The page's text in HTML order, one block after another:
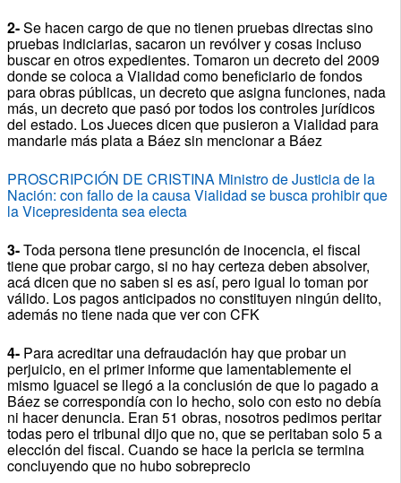
2-Se hacen cargo de que no tienen pruebas directas sino
pruebas indiciarias, sacaron un revólver y cosas incluso
buscar en otros expedientes. Tomaron un decreto del 2009
donde se coloca a Vialidad como beneficiario de fondos
para obras públicas, un decreto que asigna funciones, nada
más, un decreto que pasó por todos los controles jurídicos
del estado. Los Jueces dicen que pusieron a Vialidad para
mandarle más plata a Báez sin mencionar a Báez
PROSCRIPCIÓN DE CRISTINA Ministro de Justicia de la
Nación: con fallo de la causa Vialidad se busca prohibir que
la Vicepresidenta sea electa
3-Toda persona tiene presunción de inocencia, el fiscal
tiene que probar cargo, si no hay certeza deben absolver,
acá dicen que no saben si es así, pero igual lo toman por
válido. Los pagos anticipados no constituyen ningún delito,
además no tiene nada que ver con CFK
4-Para acreditar una defraudación hay que probar un
perjuicio, en el primer informe que lamentablemente el
mismo Iguacel se llegó a la conclusión de que lo pagado a
Báez se correspondía con lo hecho, solo con esto no debía
ni hacer denuncia. Eran 51 obras, nosotros pedimos peritar
todas pero el tribunal dijo que no, que se peritaban solo 5 a
elección del fiscal. Cuando se hace la pericia se termina
concluyendo que no hubo sobreprecio